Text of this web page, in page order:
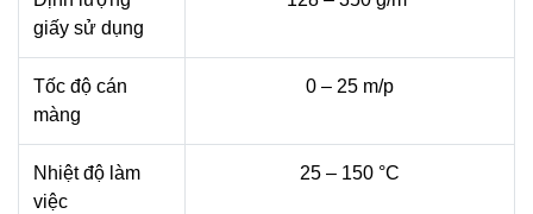
giấy sử dụng
Tốc độ cán
màng
0 – 25 m/p
Nhiệt độ làm
việc
25 – 150 °C